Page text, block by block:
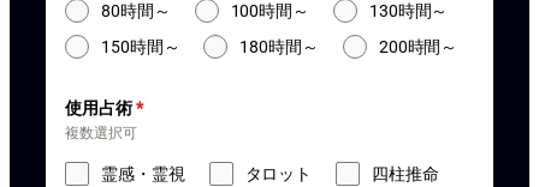
80時間～
100時間～
130時間～
150時間～
180時間～ 200時間～
使用占術*
複数選択可
霊感・霊視 タロット
四柱推命